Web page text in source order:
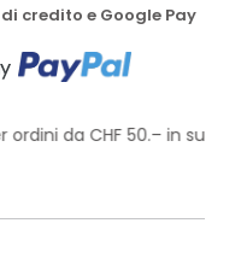
credito e Google Pay
da CHF 50.– in su!